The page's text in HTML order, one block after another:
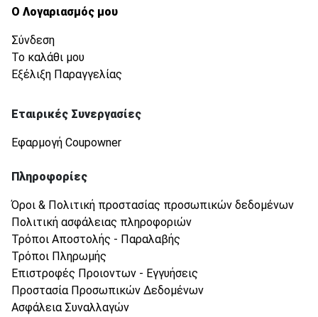
Ο Λογαριασμός μου
Σύνδεση
Το καλάθι μου
Εξέλιξη Παραγγελίας
Εταιρικές Συνεργασίες
Εφαρμογή Coupowner
Πληροφορίες
Όροι & Πολιτική προστασίας προσωπικών δεδομένων
Πολιτική ασφάλειας πληροφοριών
Τρόποι Αποστολής - Παραλαβής
Τρόποι Πληρωμής
Επιστροφές Προιοντων - Εγγυήσεις
Προστασία Προσωπικών Δεδομένων
Ασφάλεια Συναλλαγών